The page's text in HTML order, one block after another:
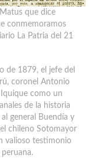
que dice
conmemoramos
La Patria del 21
de 1879, el jefe del
coronel Antonio
como un
de la historia
general Buendía y
chileno Sotomayor
valioso testimonio